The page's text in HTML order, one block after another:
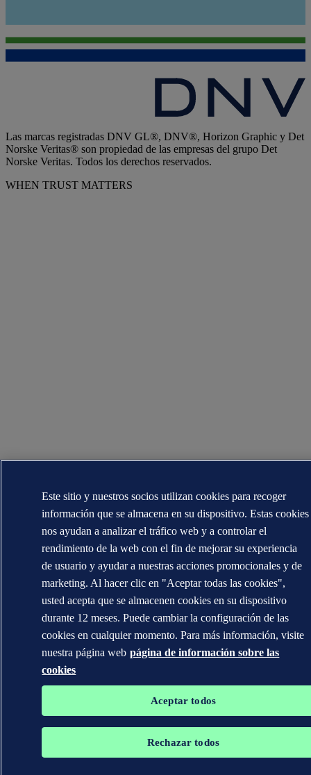
Las marcas registradas DNV GL®, DNV®, Horizon Graphic y Det
Norske Veritas® son propiedad de las empresas del grupo Det
Norske Veritas. Todos los derechos reservados.
WHEN TRUST MATTERS
Este sitio y nuestros socios utilizan cookies para recoger
información que se almacena en su dispositivo. Estas cookies
nos ayudan a analizar el tráfico web y a controlar el
rendimiento de la web con el fin de mejorar su experiencia
de usuario y ayudar a nuestras acciones promocionales y de
marketing. Al hacer clic en "Aceptar todas las cookies",
usted acepta que se almacenen cookies en su dispositivo
durante 12 meses. Puede cambiar la configuración de las
cookies en cualquier momento. Para más información, visite
nuestra página web página de información sobre las
cookies
Aceptar todos
Rechazar todos